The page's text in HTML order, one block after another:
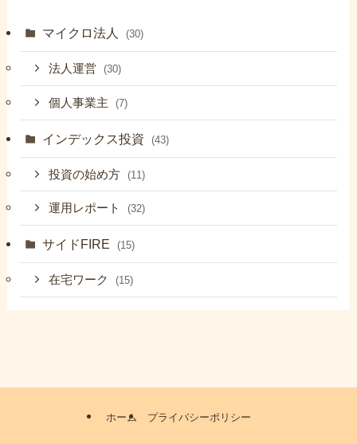
マイクロ法人 (30)
法人運営 (30)
個人事業主 (7)
インデックス投資 (43)
投資の始め方 (11)
運用レポート (32)
サイドFIRE (15)
在宅ワーク (15)
ホーム プライバシーポリシー